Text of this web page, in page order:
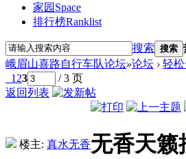
家园 Space
排行榜Ranklist
搜索 搜索
峨眉山喜路自行车队论坛»论坛 › 轻松
1 23
/ 3 页
返回列表
楼主: 真水无香无香天籁